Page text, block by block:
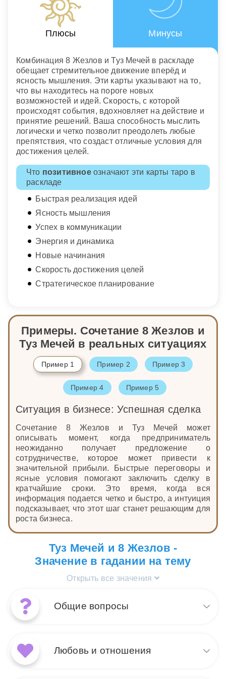
Плюсы Минусы
Комбинация 8 Жезлов и Туз Мечей в раскладе
обещает стремительное движение вперёд и
ясность мышления. Эти карты указывают на то,
что вы находитесь на пороге новых
возможностей и идей. Скорость, с которой
происходят события, вдохновляет на действие и
принятие решений. Ваша способность мыслить
логически и четко позволит преодолеть любые
препятствия, что создаст отличные условия для
достижения целей.
Что позитивноеозначают эти карты таро в
раскладе
Быстрая реализация идей
Ясность мышления
Успех в коммуникации
Энергия и динамика
Новые начинания
Скорость достижения целей
Стратегическое планирование
Примеры. Сочетание 8 Жезлов и
Туз Мечей в реальных ситуациях
Пример 1 Пример 2 Пример 3
Пример 4 Пример 5
Ситуация в бизнесе: Успешная сделка
Сочетание 8 Жезлов и Туз Мечей может
описывать момент, когда предприниматель
неожиданно получает предложение о
сотрудничестве, которое может привести к
значительной прибыли. Быстрые переговоры и
ясные условия помогают заключить сделку в
кратчайшие сроки. Это время, когда вся
информация подается четко и быстро, а интуиция
подсказывает, что этот шаг станет решающим для
роста бизнеса.
Туз Мечей и 8 Жезлов -
Значение в гадании на тему
Открыть все значения
Общие вопросы
Туз Мечей в общем раскладе
Любовь и отношения